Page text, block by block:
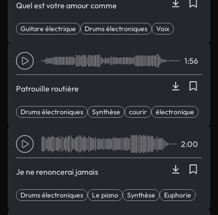
Quel est votre amour comme
Guitare électrique Drums électroniques
Voix
Patrouille routière
1:56
Drums électroniques Synthèse courir
électronique
Je ne renoncerai jamais
2:00
Drums électroniques Le piano Synthèse
Euphorie